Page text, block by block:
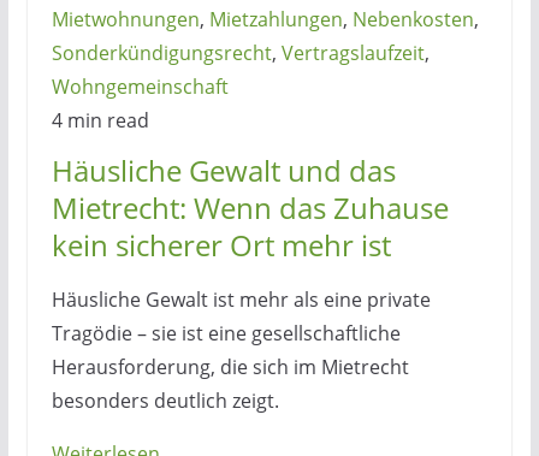
Mietwohnungen, Mietzahlungen, Nebenkosten,
Sonderkündigungsrecht, Vertragslaufzeit,
Wohngemeinschaft
4 min read
Häusliche Gewalt und das
Mietrecht: Wenn das Zuhause
kein sicherer Ort mehr ist
Häusliche Gewalt ist mehr als eine private
Tragödie – sie ist eine gesellschaftliche
Herausforderung, die sich im Mietrecht
besonders deutlich zeigt.